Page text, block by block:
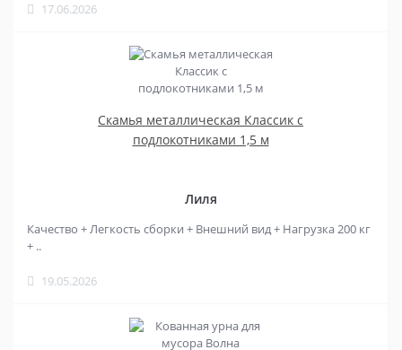
17.06.2026
Скамья металлическая Классик с
подлокотниками 1,5 м
Лиля
Качество + Легкость сборки + Внешний вид + Нагрузка 200 кг
+ ..
19.05.2026